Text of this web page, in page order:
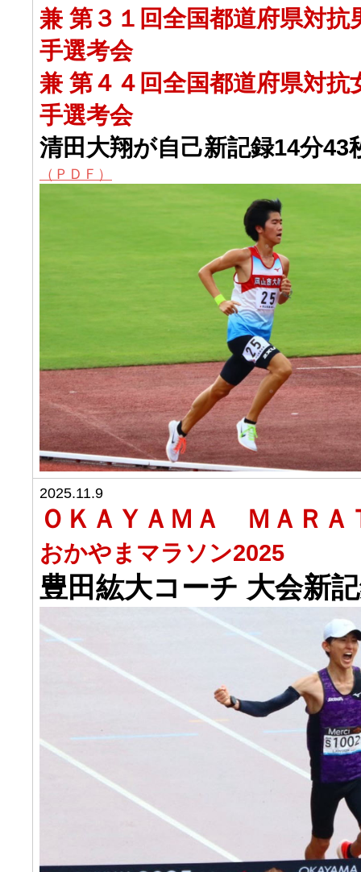
兼 第３１回全国都道府県対抗
手選考会
兼 第４４回全国都道府県対抗
手選考会
清田大翔が自己新記録14分43
（ＰＤＦ）
2025.11.9
ＯＫＡＹＡＭＡ ＭＡＲＡ
おかやまマラソン2025
豊田紘大コーチ 大会新